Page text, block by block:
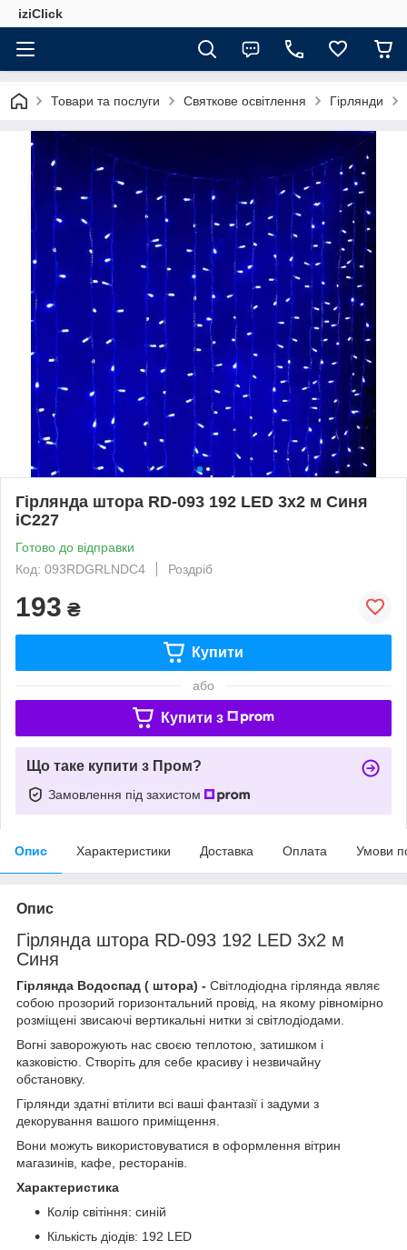
iziClick
Товари та послуги Святкове освітлення Гірлянди
Гірлянда штора RD-093 192 LED 3х2 м Синя
iC227
Готово до відправки
Код: 093RDGRLNDC4
Роздріб
193 ₴
Купити
або
Купити з
Що таке купити з Пром?
Замовлення під захистом
Опис Характеристики Доставка Оплата Умови
Опис
Гірлянда штора RD-093 192 LED 3х2 м
Синя
Гірлянда Водоспад ( штора) - Світлодіодна гірлянда являє
собою прозорий горизонтальний провід, на якому рівномірно
розміщені звисаючі вертикальні нитки зі світлодіодами.
Вогні заворожують нас своєю теплотою, затишком і
казковістю. Створіть для себе красиву і незвичайну
обстановку.
Гірлянди здатні втілити всі ваші фантазії і задуми з
декорування вашого приміщення.
Вони можуть використовуватися в оформлення вітрин
магазинів, кафе, ресторанів.
Характеристика
Колір світіння: синій
Кількість діодів: 192 LED